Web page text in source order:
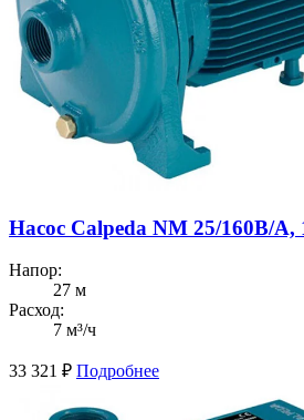
Насос Calpeda NM 25/160B/A,
Напор:
27 м
Расход:
7 м³/ч
33 321 ₽ Подробнее